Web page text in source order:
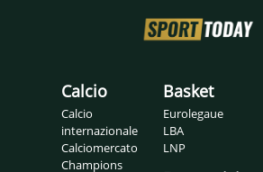
Calcio
Calcio
internazionale
Calciomercato
Champions
Basket
Eurolegaue
LBA
LNP